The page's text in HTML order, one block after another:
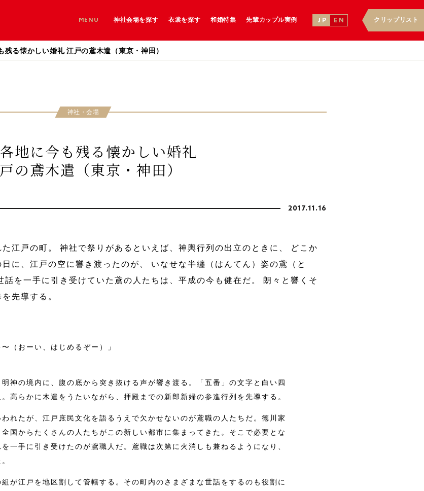
MENU 神社会場を探す 衣裳を探す 和婚特集 先輩カップル実例 J P E N クリップリスト
残る懐かしい婚礼 江戸の鳶木遣（東京・神田）
神社・会場
地に今も残る懐かしい婚礼
の鳶木遣（東京・神田）
2017.11.16
江戸の町。 神社で祭りがあるといえば、神輿行列の出立のときに、 どこか
に、江戸の空に響き渡ったのが、 いなせな半纏（はんてん）姿の鳶（と
を一手に引き受けていた鳶の人たちは、平成の今も健在だ。 朗々と響くそ
先導する。
（おーい、はじめるぞー）」
神の境内に、腹の底から突き抜ける声が響き渡る。「五番」の文字と白い四
高らかに木遣をうたいながら、拝殿までの新郎新婦の参進行列を先導する。
われたが、江戸庶民文化を語るうえで欠かせないのが鳶職の人たちだ。徳川家
国からたくさんの人たちがこの新しい都市に集まってきた。そこで必要とな
一手に引き受けたのが鳶職人だ。鳶職は次第に火消しも兼ねるようになり、
が江戸を地区割して管轄する。その町内のさまざまな世話をするのも役割に